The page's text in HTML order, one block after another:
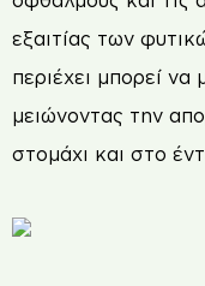
εξαιτίας των
περιέχει μπορεί να
μειώνοντας την
στομάχι και στο